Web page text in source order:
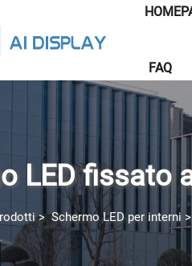
FAQ
LED fissato
>Schermo LED per interni